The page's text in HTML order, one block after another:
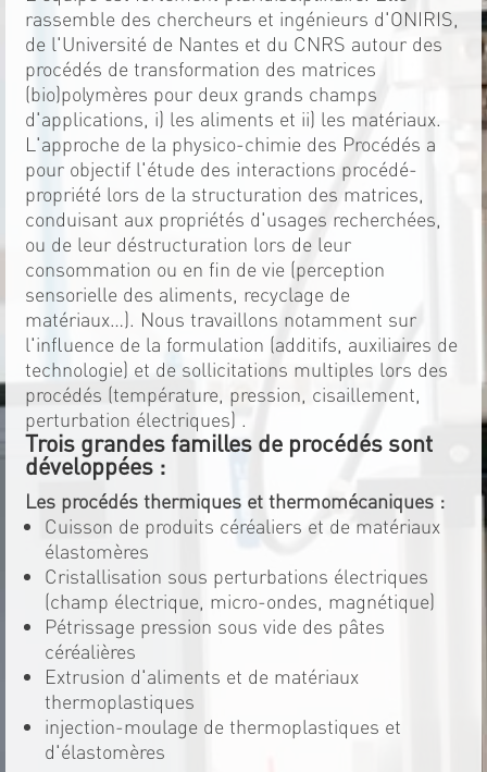
rassemble des chercheurs et ingénieurs d'ONIRIS,
de l'Université de Nantes et du CNRS autour des
procédés de transformation des matrices
(bio)polymères pour deux grands champs
d'applications, i) les aliments et ii) les matériaux.
L'approche de la physico-chimie des Procédés a
pour objectif l'étude des interactions procédé-
propriété lors de la structuration des matrices,
conduisant aux propriétés d'usages recherchées,
ou de leur déstructuration lors de leur
consommation ou en fin de vie (perception
sensorielle des aliments, recyclage de
matériaux…). Nous travaillons notamment sur
l'influence de la formulation (additifs, auxiliaires de
technologie) et de sollicitations multiples lors des
procédés (température, pression, cisaillement,
perturbation électriques) .
Trois grandes familles de procédés sont
développées :
Les procédés thermiques et thermomécaniques :
Cuisson de produits céréaliers et de matériaux
élastomères
Cristallisation sous perturbations électriques
(champ électrique, micro-ondes, magnétique)
Pétrissage pression sous vide des pâtes
céréalières
Extrusion d'aliments et de matériaux
thermoplastiques
injection-moulage de thermoplastiques et
d'élastomères